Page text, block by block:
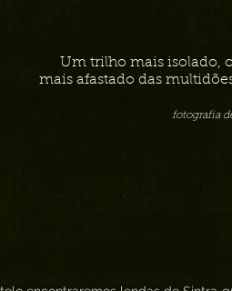
Um trilho mais isolado,
mais afastado das
fotografia